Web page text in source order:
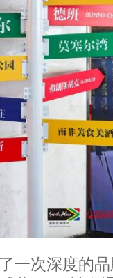
一次深度的